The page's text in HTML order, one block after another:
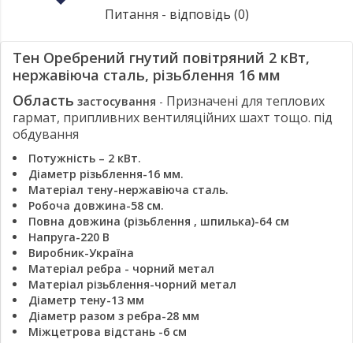
Питання - відповідь (0)
Тен Оребрений гнутий повітряний 2 кВт,
нержавіюча сталь, різьблення 16 мм
Область застосування - Призначені для теплових
гармат, припливних вентиляційних шахт тощо. під
обдування
Потужність – 2 кВт.
Діаметр різьблення-16 мм.
Матеріал тену-нержавіюча сталь.
Робоча довжина-58 см.
Повна довжина (різьблення , шпилька)-64 см
Напруга-220 В
Виробник-Україна
Матеріал ребра - чорний метал
Матеріал різьблення-чорний метал
Діаметр тену-13 мм
Діаметр разом з ребра-28 мм
Міжцетрова відстань -6 см